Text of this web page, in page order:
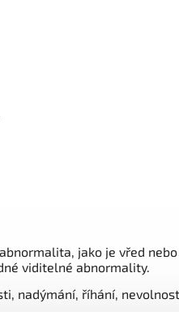
jako je vřed
viditelné abnormality.
nadýmání, říhání,